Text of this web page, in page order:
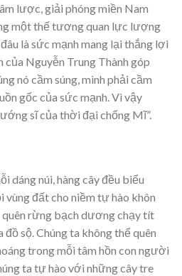
lược, giải phóng miền Nam
một thế tương quan lực lượng
là sức mạnh mang lại thắng lợi
của Nguyễn Trung Thành góp
nó cầm súng, mình phải cầm
gốc của sức mạnh. Vì vậy
sĩ của thời đại chống Mĩ”.
dáng núi, hàng cây đều biểu
vùng đất cho niềm tự hào khôn
quên rừng bạch dương chạy tít
sộ. Chúng ta không thể quên
trong mỗi tâm hồn con người
ta tự hào với những cây tre